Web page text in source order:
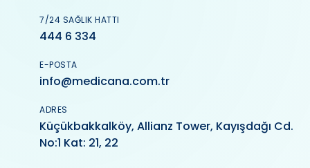
7/24 SAĞLIK HATTI
444 6 334
E-POSTA
info@medicana.com.tr
ADRES
Küçükbakkalköy, Allianz Tower, Kayışdağı Cd.
No:1 Kat: 21, 22